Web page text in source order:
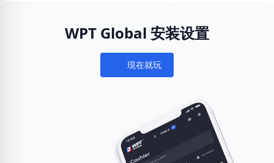
WPT Global 安装设置
Notifications
現在就玩